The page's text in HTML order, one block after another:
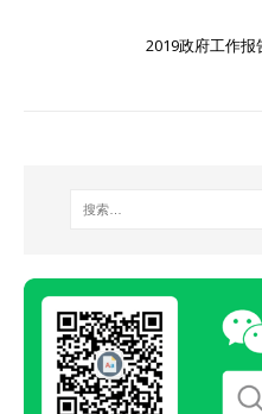
2019政府工作报